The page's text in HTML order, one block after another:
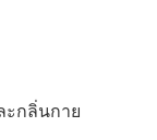
ะกลิ่นกาย